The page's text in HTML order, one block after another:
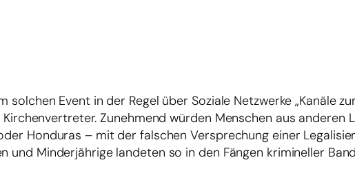
solchen Event in der Regel über Soziale Netzwerke „Kanäle
Zunehmend würden Menschen aus anderen
Honduras – mit der falschen Versprechung einer
und Minderjährige landeten so in den Fängen krimineller